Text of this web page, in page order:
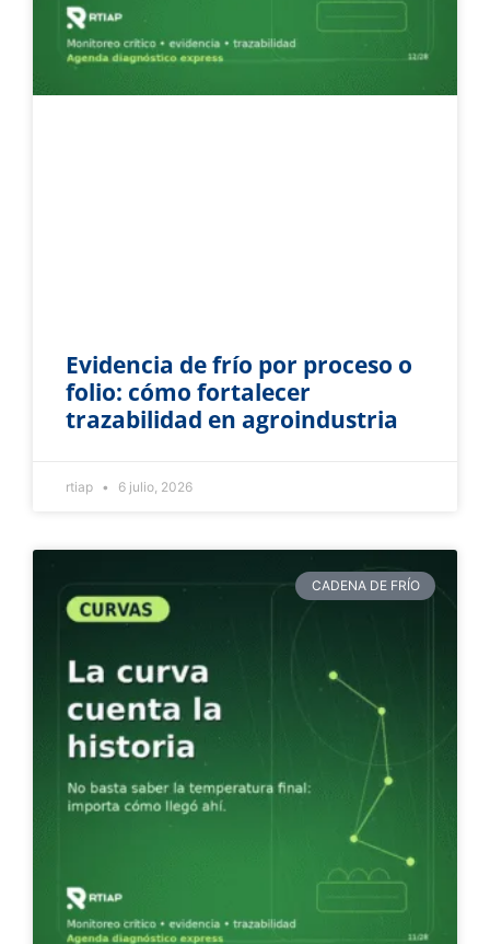
Evidencia de frío por proceso o
folio: cómo fortalecer
trazabilidad en agroindustria
rtiap 6 julio, 2026
CADENA DE FRÍO